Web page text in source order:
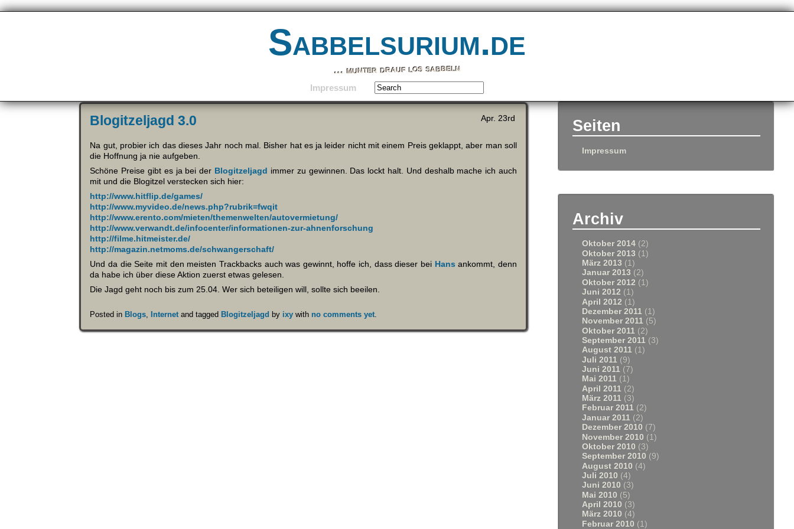
Sabbelsurium.de
… munter drauf los sabbeln
Impressum
Apr. 23rd
Blogitzeljagd 3.0
Na gut, probier ich das dieses Jahr noch mal. Bisher hat es ja leider nicht mit einem Preis geklappt, aber man soll
die Hoffnung ja nie aufgeben.
Schöne Preise gibt es ja bei der Blogitzeljagd immer zu gewinnen. Das lockt halt. Und deshalb mache ich auch
mit und die Blogitzel verstecken sich hier:
http://www.hitflip.de/games/
http://www.myvideo.de/news.php?rubrik=fwqit
http://www.erento.com/mieten/themenwelten/autovermietung/
http://www.verwandt.de/infocenter/informationen-zur-ahnenforschung
http://filme.hitmeister.de/
http://magazin.netmoms.de/schwangerschaft/
Und da die Seite mit den meisten Trackbacks auch was gewinnt, hoffe ich, dass dieser bei Hansankommt, denn
da habe ich über diese Aktion zuerst etwas gelesen.
Die Jagd geht noch bis zum 25.04. Wer sich beteiligen will, sollte sich beeilen.
Posted in Blogs, Internetand tagged Blogitzeljagd by ixy withno comments yet.
Seiten
Impressum
Archiv
Oktober 2014 (2)
Oktober 2013 (1)
März 2013 (1)
Januar 2013 (2)
Oktober 2012 (1)
Juni 2012 (1)
April 2012 (1)
Dezember 2011 (1)
November 2011 (5)
Oktober 2011 (2)
September 2011 (3)
August 2011 (1)
Juli 2011 (9)
Juni 2011 (7)
Mai 2011 (1)
April 2011 (2)
März 2011 (3)
Februar 2011 (2)
Januar 2011 (2)
Dezember 2010 (7)
November 2010 (1)
Oktober 2010 (3)
September 2010 (9)
August 2010 (4)
Juli 2010 (4)
Juni 2010 (3)
Mai 2010 (5)
April 2010 (3)
März 2010 (4)
Februar 2010 (1)